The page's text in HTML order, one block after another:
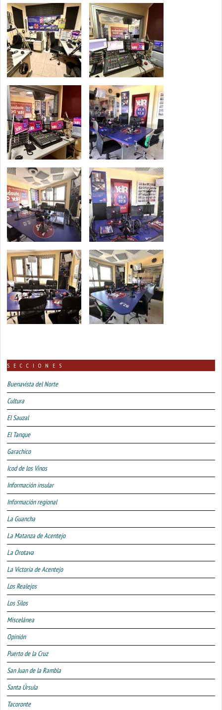
SECCIONES
Buenavista del Norte
Cultura
El Sauzal
El Tanque
Garachico
Icod de los Vinos
Información insular
Información regional
La Guancha
La Matanza de Acentejo
La Orotava
La Victoria de Acentejo
Los Realejos
Los Silos
Miscelánea
Opinión
Puerto de la Cruz
San Juan de la Rambla
Santa Úrsula
Tacoronte